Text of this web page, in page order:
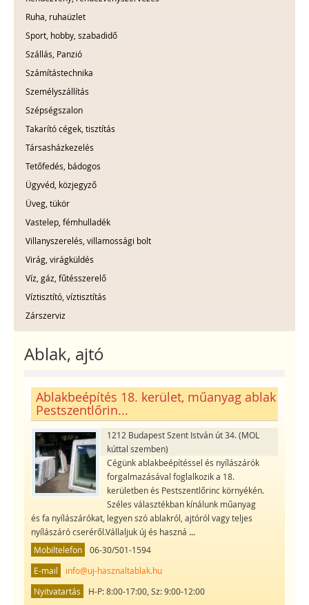
Ruha, ruhaüzlet
Sport, hobby, szabadidő
Szállás, Panzió
Számítástechnika
Személyszállítás
Szépségszalon
Takarító cégek, tisztítás
Társasházkezelés
Tetőfedés, bádogos
Ügyvéd, közjegyző
Üveg, tükör
Vastelep, fémhulladék
Villanyszerelés, villamossági bolt
Virág, virágküldés
Víz, gáz, fűtésszerelő
Víztisztító, víztisztítás
Zárszerviz
Ablak, ajtó
Ablakbeépítés 18. kerület, műanyag ablak
Pestszentlőrin...
1212 Budapest Szent István út 34. (MOL
kúttal szemben)
Cégünk ablakbeépítéssel és nyílászárók
forgalmazásával foglalkozik a 18.
kerületben és Pestszentlőrinc környékén.
Széles választékban kínálunk műanyag
és fa nyílászárókat, legyen szó ablakról, ajtóról vagy teljes
nyílászáró cseréről.Vállaljuk új és haszná ...
Mobiltelefon
06-30/501-1594
E-mail
info@uj-hasznaltablak.hu
Nyitvatartás
H-P: 8:00-17:00, Sz: 9:00-12:00